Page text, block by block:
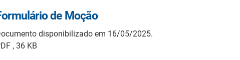
de Moção
disponibilizado em 16/05/2025.
, 36 KB